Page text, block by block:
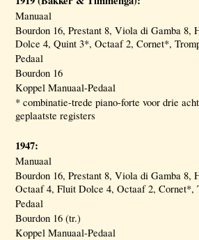
Manuaal
Bourdon 16, Prestant 8, Viola di Gamba 8,
Dolce 4, Quint 3*, Octaaf 2, Cornet*,
Pedaal
Bourdon 16
Koppel Manuaal-Pedaal
* combinatie-trede piano-forte voor drie
geplaatste registers
1947:
Manuaal
Bourdon 16, Prestant 8, Viola di Gamba 8,
Octaaf 4, Fluit Dolce 4, Octaaf 2, Cornet*,
Pedaal
Bourdon 16 (tr.)
Koppel Manuaal-Pedaal